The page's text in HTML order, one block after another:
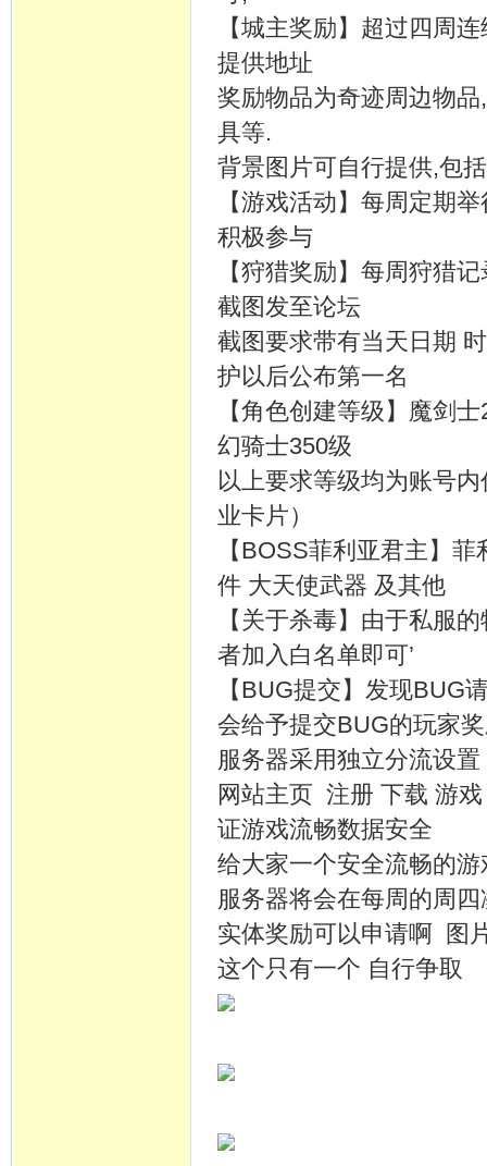
【城主奖励】超过四周
提供地址
奖励物品为奇迹周边物
具等.
背景图片可自行提供,包
【游戏活动】每周定期
积极参与
【狩猎奖励】每周狩猎
截图发至论坛
截图要求带有当天日期
护以后公布第一名
【角色创建等级】魔剑
幻骑士350级
以上要求等级均为账号
业卡片）
【BOSS菲利亚君主】
件 大天使武器 及其他
【关于杀毒】由于私服
者加入白名单即可’
【BUG提交】发现BUG
会给予提交BUG的玩家
服务器采用独立分流设
网站主页 注册 下载 游
证游戏流畅数据安全
给大家一个安全流畅的游
服务器将会在每周的周
实体奖励可以申请啊 图
这个只有一个 自行争取